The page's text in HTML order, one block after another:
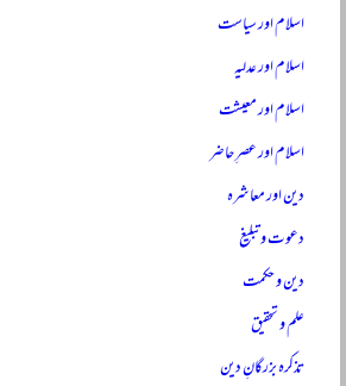
اسلام اور سیاست
اسلام اور عدلیہ
اسلام اور معیشت
اسلام اور عصرِ حاضر
دین اور معاشرہ
دعوت و تبلیغ
دین و حکمت
علم و تحقیق
تذکرہ بزرگانِ دین